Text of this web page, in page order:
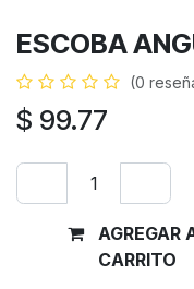
ESCOBA
(0
$ 99.77
AGREGAR
CARRITO